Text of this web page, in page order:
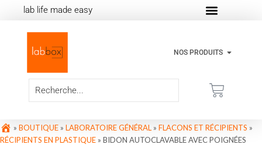
lab life made easy
NOS PRODUITS
» BOUTIQUE » LABORATOIRE GÉNÉRAL » FLACONS ET RÉCIPIENTS »
RÉCIPIENTS EN PLASTIQUE » BIDON AUTOCLAVABLE AVEC POIGNÉES